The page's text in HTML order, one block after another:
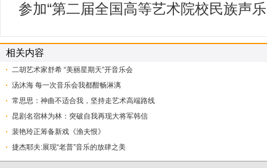
参加“第二届全国高等艺术院校民族声
相关内容
二胡艺术家舒希 “美丽星期天”开音乐会
汤沐海 每一次音乐会我都酣畅淋漓
常思思：神曲不适合我，坚持走艺术高端路线
昆剧名宿林为林：突破自我再现大将军韩信
裴艳玲正筹备新戏《渔夫恨》
捷杰耶夫:展现“老普”音乐的放肆之美